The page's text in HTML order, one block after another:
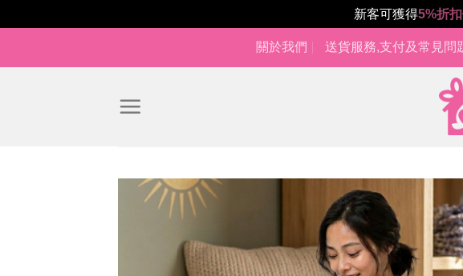
新客可獲得5%折
關於我們 送貨服務,支付及常見問